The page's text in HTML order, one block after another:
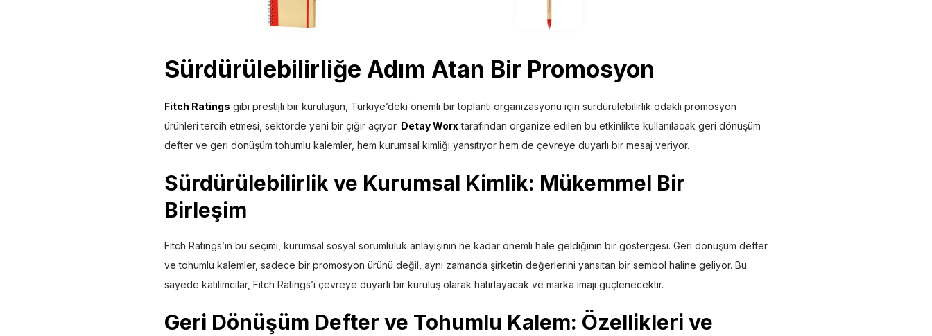
Sürdürülebilirliğe Adım Atan Bir Promosyon
Fitch Ratings gibi prestijli bir kuruluşun, Türkiye’deki önemli bir toplantı organizasyonu için sürdürülebilirlik odaklı promosyon
ürünleri tercih etmesi, sektörde yeni bir çığır açıyor. Detay Worxtarafından organize edilen bu etkinlikte kullanılacak geri dönüşüm
defter ve geri dönüşüm tohumlu kalemler, hem kurumsal kimliği yansıtıyor hem de çevreye duyarlı bir mesaj veriyor.
Sürdürülebilirlik ve Kurumsal Kimlik: Mükemmel Bir
Birleşim
Fitch Ratings’in bu seçimi, kurumsal sosyal sorumluluk anlayışının ne kadar önemli hale geldiğinin bir göstergesi. Geri dönüşüm defter
ve tohumlu kalemler, sadece bir promosyon ürünü değil, aynı zamanda şirketin değerlerini yansıtan bir sembol haline geliyor. Bu
sayede katılımcılar, Fitch Ratings’i çevreye duyarlı bir kuruluş olarak hatırlayacak ve marka imajı güçlenecektir.
Geri Dönüşüm Defter ve Tohumlu Kalem: Özellikleri ve